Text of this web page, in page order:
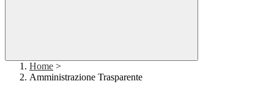
Home >
Amministrazione Trasparente